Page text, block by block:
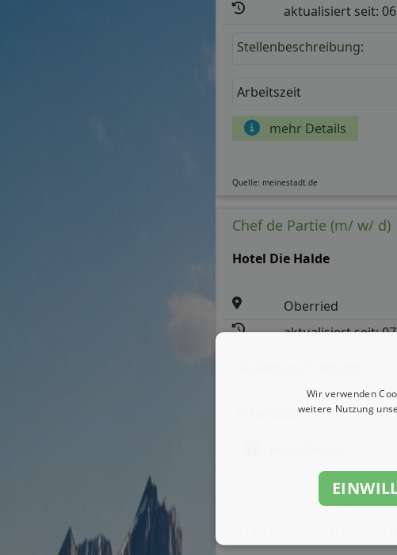
aktualisiert seit:
Stellenbeschreibung:
Arbeitszeit
mehr Details
Quelle: meinestadt.de
Chef de Partie (m/ w/ d)
Hotel Die Halde
Oberried
aktualisiert seit:
Arbeitszeit
Wir verwenden
weitere Nutzung